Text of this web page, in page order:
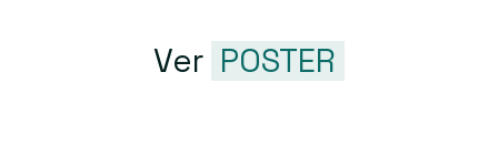
Ver POSTER